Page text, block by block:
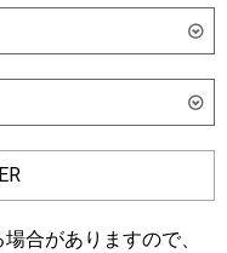
GKXA11213XU
PKZ-ZRMP112K6
SSRA112BYN
SSRA112BJN
SSRA112BFN
合がありますので、